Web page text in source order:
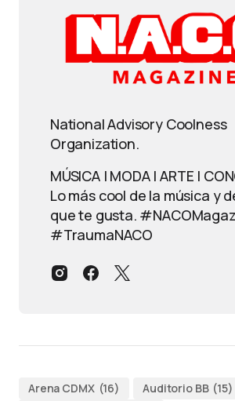
National Advisory Coolness
Organization.
MÚSICA | MODA | ARTE |
Lo más cool de la música y
que te gusta.
#TraumaNACO
Arena CDMX (16) Auditorio BB (15)